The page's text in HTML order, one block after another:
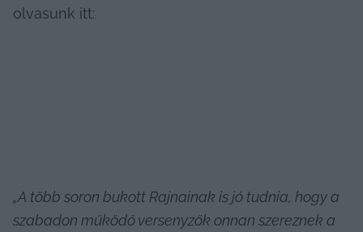
olvasunk itt:
„A több soron bukott Rajnainak is jó tudnia, hogy a
szabadon működő versenyzők onnan szereznek a